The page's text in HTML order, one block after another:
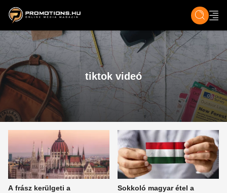
ZENE, FILM & KULT ÉLET TECH &
tiktok videó
A frász kerülgeti a
Sokkoló magyar étel a